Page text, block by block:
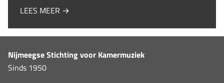
LEES MEER →
Nijmeegse Stichting voor Kamermuziek
Sinds 1950